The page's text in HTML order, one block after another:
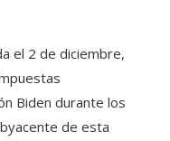
el 2 de diciembre,
Biden durante los
de esta